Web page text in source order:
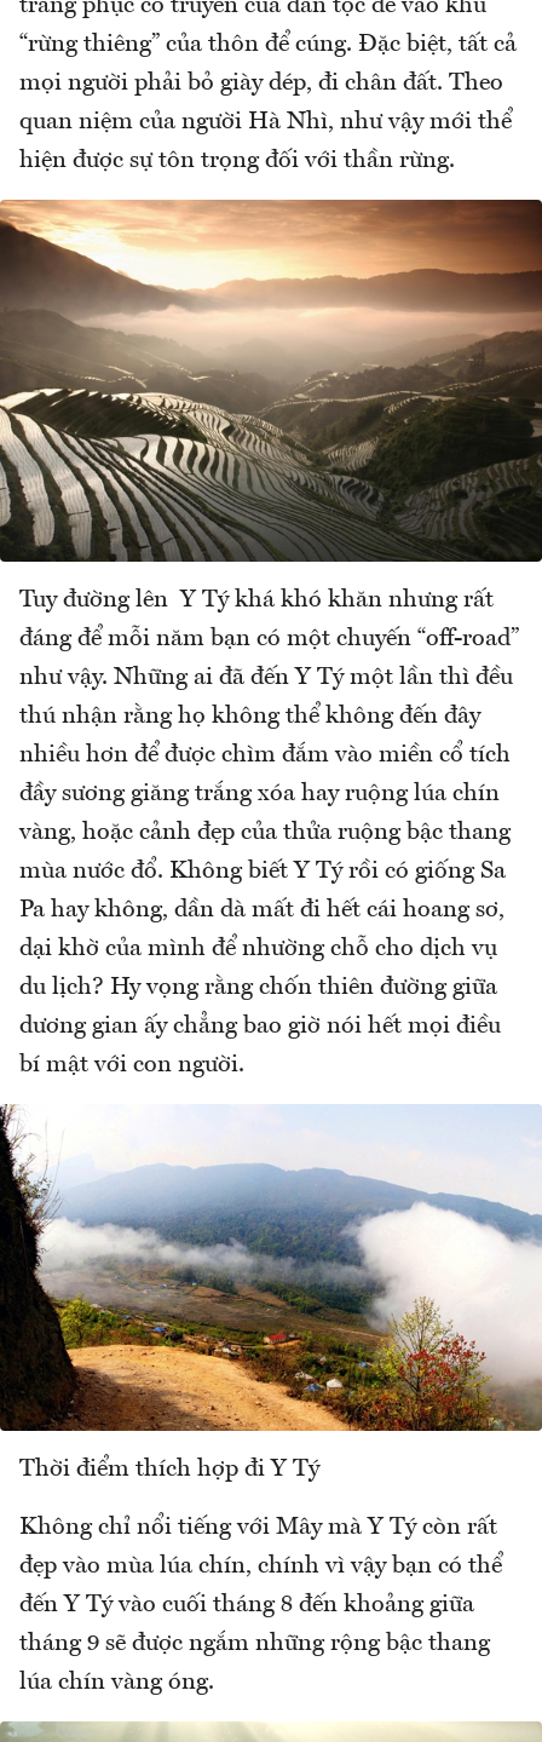
trang phục cổ truyền của dân tộc để vào khu
“rừng thiêng” của thôn để cúng. Đặc biệt, tất cả
mọi người phải bỏ giày dép, đi chân đất. Theo
quan niệm của người Hà Nhì, như vậy mới thể
hiện được sự tôn trọng đối với thần rừng.
Tuy đường lên Y Tý khá khó khăn nhưng rất
đáng để mỗi năm bạn có một chuyến “off-road”
như vậy. Những ai đã đến Y Tý một lần thì đều
thú nhận rằng họ không thể không đến đây
nhiều hơn để được chìm đắm vào miền cổ tích
đầy sương giăng trắng xóa hay ruộng lúa chín
vàng, hoặc cảnh đẹp của thửa ruộng bậc thang
mùa nước đổ. Không biết Y Tý rồi có giống Sa
Pa hay không, dần dà mất đi hết cái hoang sơ,
dại khờ của mình để nhường chỗ cho dịch vụ
du lịch? Hy vọng rằng chốn thiên đường giữa
dương gian ấy chẳng bao giờ nói hết mọi điều
bí mật với con người.
Thời điểm thích hợp đi Y Tý
Không chỉ nổi tiếng với Mây mà Y Tý còn rất
đẹp vào mùa lúa chín, chính vì vậy bạn có thể
đến Y Tý vào cuối tháng 8 đến khoảng giữa
tháng 9 sẽ được ngắm những rộng bậc thang
lúa chín vàng óng.